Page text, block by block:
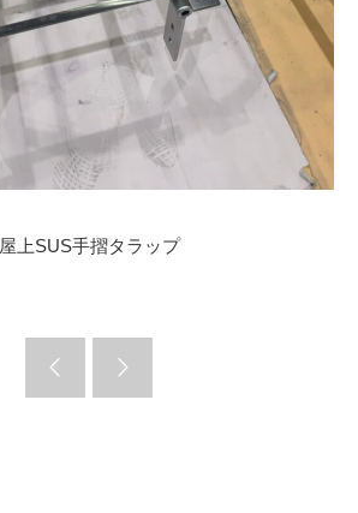
屋上SUS手摺タラップ